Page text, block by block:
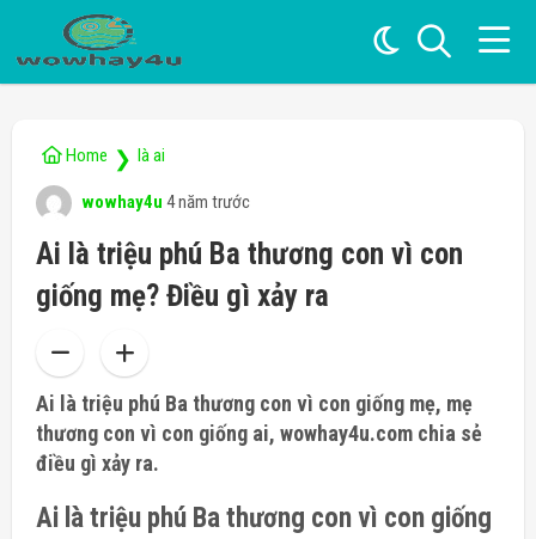
Home ❯ là ai
wowhay4u 4 năm trước
Ai là triệu phú Ba thương con vì con
giống mẹ? Điều gì xảy ra
Ai là triệu phú Ba thương con vì con giống mẹ, mẹ
thương con vì con giống ai, wowhay4u.com chia sẻ
điều gì xảy ra.
Ai là triệu phú Ba thương con vì con giống